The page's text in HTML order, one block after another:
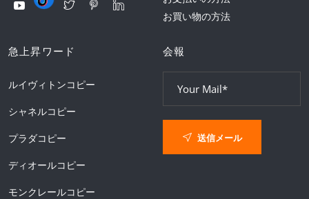
お買い物の方法
急上昇ワード
ルイヴィトンコピー
シャネルコピー
プラダコピー
ディオールコピー
モンクレールコピー
会報
送信メール